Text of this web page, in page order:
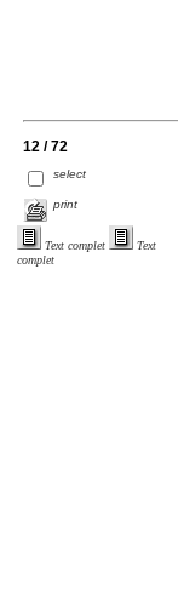
12 / 72
select
print
Text complet
Text
complet